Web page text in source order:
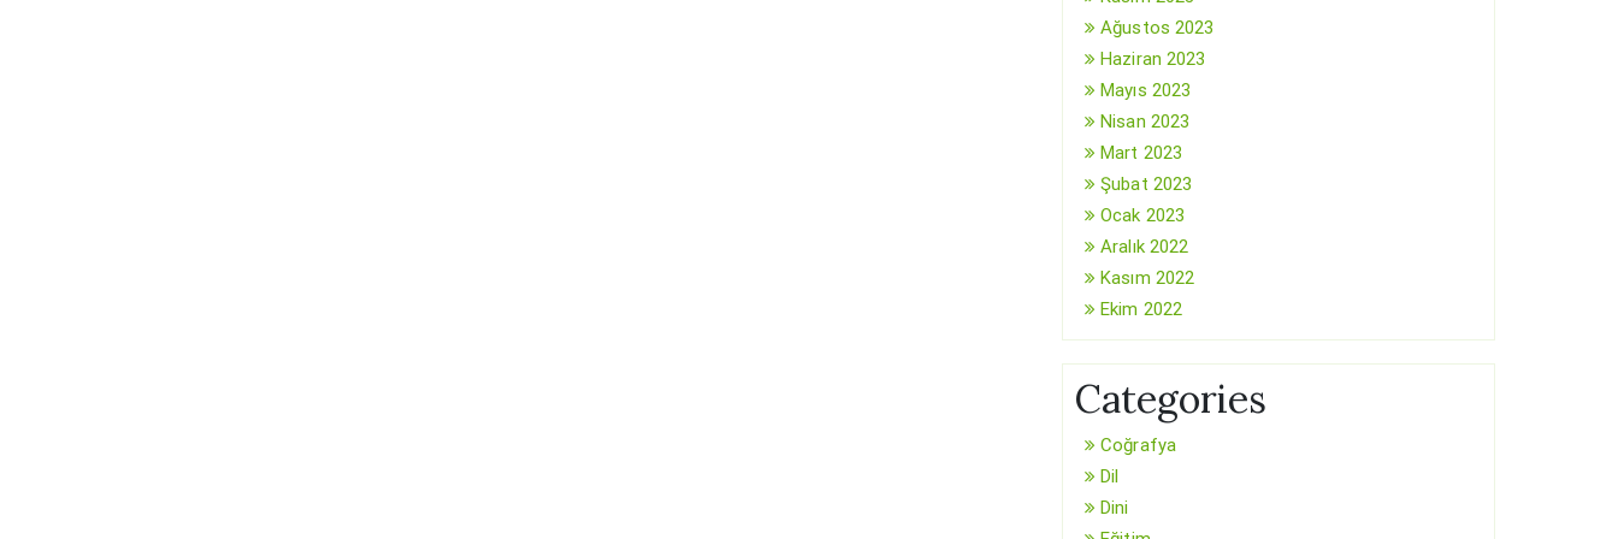
Ağustos 2023
Haziran 2023
Mayıs 2023
Nisan 2023
Mart 2023
Şubat 2023
Ocak 2023
Aralık 2022
Kasım 2022
Ekim 2022
Categories
Coğrafya
Dil
Dini